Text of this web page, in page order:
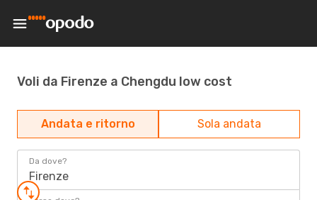
Voli da Firenze a Chengdu low cost
Andata e ritorno Sola andata
Da dove?
Firenze